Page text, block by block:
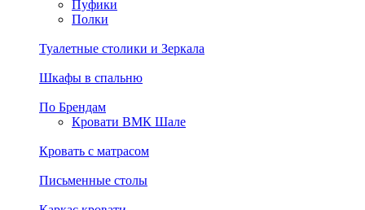
Пуфики
Полки
Туалетные столики и Зеркала
Шкафы в спальню
По Брендам
Кровати ВМК Шале
Кровать с матрасом
Письменные столы